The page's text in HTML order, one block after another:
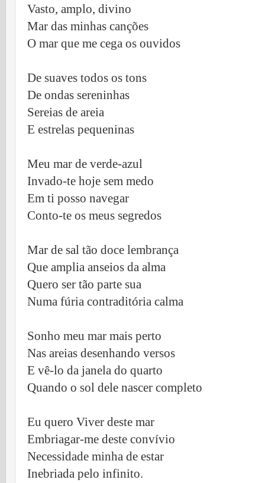
Vasto, amplo, divino
Mar das minhas canções
O mar que me cega os ouvidos
De suaves todos os tons
De ondas sereninhas
Sereias de areia
E estrelas pequeninas
Meu mar de verde-azul
Invado-te hoje sem medo
Em ti posso navegar
Conto-te os meus segredos
Mar de sal tão doce lembrança
Que amplia anseios da alma
Quero ser tão parte sua
Numa fúria contraditória calma
Sonho meu mar mais perto
Nas areias desenhando versos
E vê-lo da janela do quarto
Quando o sol dele nascer completo
Eu quero Viver deste mar
Embriagar-me deste convívio
Necessidade minha de estar
Inebriada pelo infinito.